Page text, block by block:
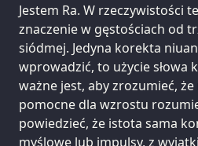
Jestem Ra. W rzeczywistości
znaczenie w gęstościach od
siódmej. Jedyna korekta
wprowadzić, to użycie słowa
ważne jest, aby zrozumieć,
pomocne dla wzrostu
powiedzieć, że istota sama
myślowe lub impulsy, z